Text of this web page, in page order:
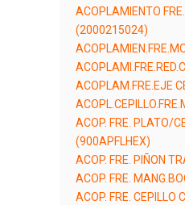
ACOPLAMIENTO
(2000215024)
ACOPLAM.FRE.EJE
ACOP. FRE. PLATO/
(900APFLHEX)
ACOP. FRE. PIÑON
ACOP. FRE.
ACOP. FRE. CEPILLO